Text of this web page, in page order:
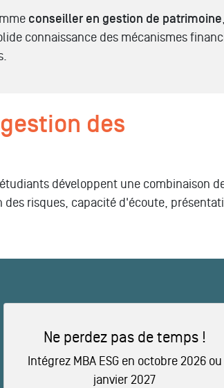
conseiller en gestion de patrimoine,
connaissance des mécanismes
des
développent une combinaison
risques, capacité d'écoute,
Ne perdez pas de temps !
Intégrez MBA ESG en octobre 2026 ou
janvier 2027